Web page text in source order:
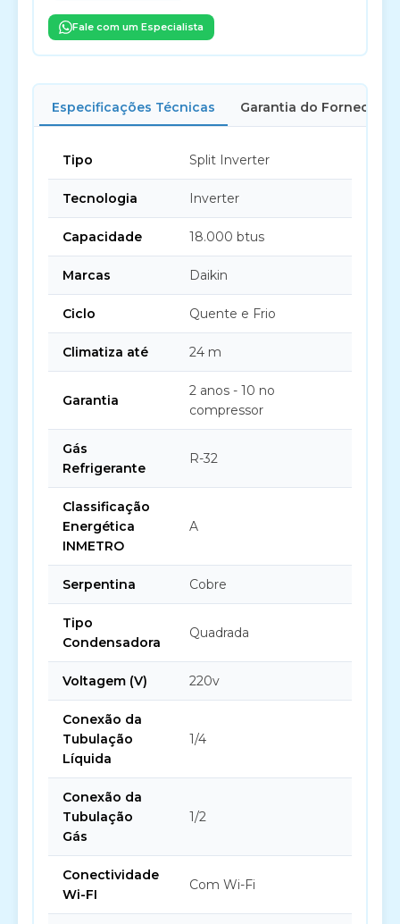
Fale com um Especialista
Especificações Técnicas Garantia do Fornecedor
Tipo Split Inverter
Tecnologia Inverter
Capacidade 18.000 btus
Marcas Daikin
Ciclo Quente e Frio
Climatiza até 24 m
Garantia
2 anos - 10 no
compressor
Gás
Refrigerante
R-32
Classificação
Energética
INMETRO
A
Serpentina Cobre
Tipo
Condensadora
Quadrada
Voltagem (V) 220v
Conexão da
Tubulação
Líquida
1/4
Conexão da
Tubulação
Gás
1/2
Conectividade
Wi-FI
Com Wi-Fi